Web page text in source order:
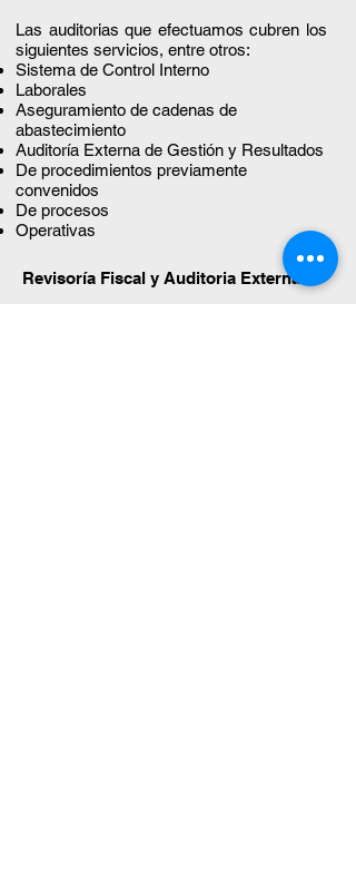
Las auditorias que efectuamos cubren los
siguientes servicios, entre otros:
Sistema de Control Interno
Laborales
Aseguramiento de cadenas de
abastecimiento
Auditoría Externa de Gestión y Resultados
De procedimientos previamente
convenidos
De procesos
Operativas
Revisoría Fiscal y Auditoria Externa